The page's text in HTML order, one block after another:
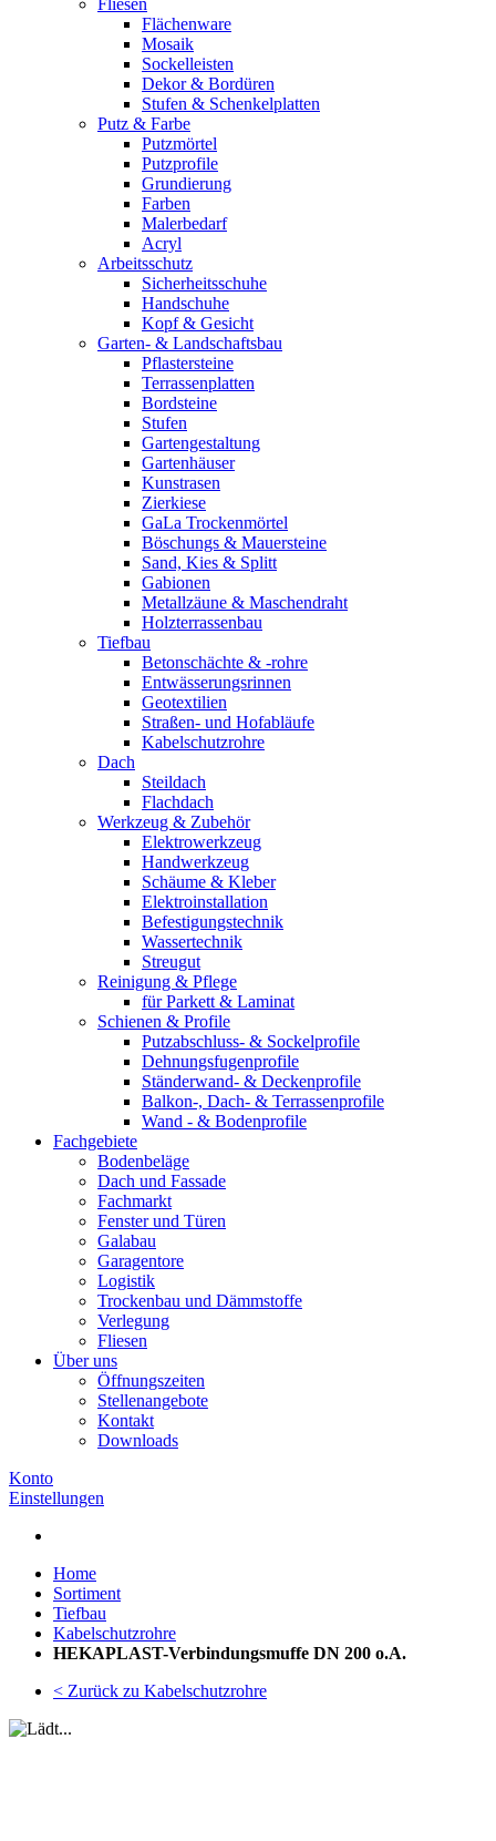
Fliesen
Flächenware
Mosaik
Sockelleisten
Dekor & Bordüren
Stufen & Schenkelplatten
Putz & Farbe
Putzmörtel
Putzprofile
Grundierung
Farben
Malerbedarf
Acryl
Arbeitsschutz
Sicherheitsschuhe
Handschuhe
Kopf & Gesicht
Garten- & Landschaftsbau
Pflastersteine
Terrassenplatten
Bordsteine
Stufen
Gartengestaltung
Gartenhäuser
Kunstrasen
Zierkiese
GaLa Trockenmörtel
Böschungs & Mauersteine
Sand, Kies & Splitt
Gabionen
Metallzäune & Maschendraht
Holzterrassenbau
Tiefbau
Betonschächte & -rohre
Entwässerungsrinnen
Geotextilien
Straßen- und Hofabläufe
Kabelschutzrohre
Dach
Steildach
Flachdach
Werkzeug & Zubehör
Elektrowerkzeug
Handwerkzeug
Schäume & Kleber
Elektroinstallation
Befestigungstechnik
Wassertechnik
Streugut
Reinigung & Pflege
für Parkett & Laminat
Schienen & Profile
Putzabschluss- & Sockelprofile
Dehnungsfugenprofile
Ständerwand- & Deckenprofile
Balkon-, Dach- & Terrassenprofile
Wand - & Bodenprofile
Fachgebiete
Bodenbeläge
Dach und Fassade
Fachmarkt
Fenster und Türen
Galabau
Garagentore
Logistik
Trockenbau und Dämmstoffe
Verlegung
Fliesen
Über uns
Öffnungszeiten
Stellenangebote
Kontakt
Downloads
Konto
Einstellungen
Home
Sortiment
Tiefbau
Kabelschutzrohre
HEKAPLAST-Verbindungsmuffe DN 200 o.A.
< Zurück zu Kabelschutzrohre